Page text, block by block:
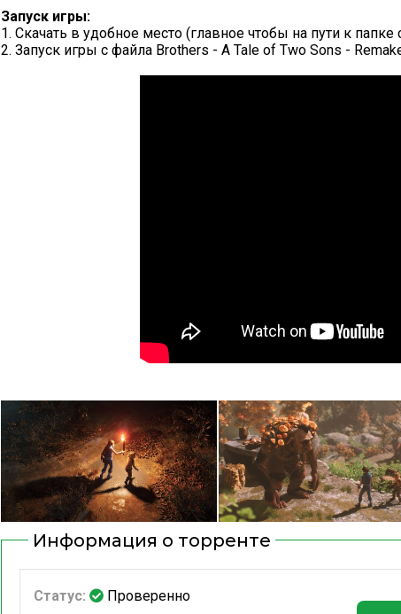
Запуск игры:
1. Скачать в удобное место (главное чтобы на пути к
2. Запуск игры с файла Brothers - A Tale of Two Sons -
Информация о торренте
Статус: Проверенно